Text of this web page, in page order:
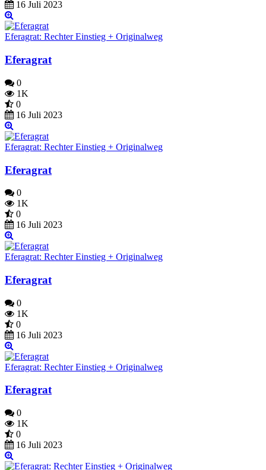
16 Juli 2023
Eferagrat: Rechter Einstieg + Originalweg
Eferagrat
0
1K
0
16 Juli 2023
Eferagrat: Rechter Einstieg + Originalweg
Eferagrat
0
1K
0
16 Juli 2023
Eferagrat: Rechter Einstieg + Originalweg
Eferagrat
0
1K
0
16 Juli 2023
Eferagrat: Rechter Einstieg + Originalweg
Eferagrat
0
1K
0
16 Juli 2023